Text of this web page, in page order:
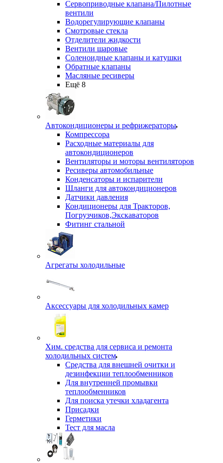
Сервоприводные клапана/Пилотные
вентили
Водорегулирующие клапаны
Смотровые стекла
Отделители жидкости
Вентили шаровые
Соленоидные клапаны и катушки
Обратные клапаны
Масляные ресиверы
Ещё 8
Автокондиционеры и рефрижераторы
Компрессора
Расходные материалы для
автокондиционеров
Вентиляторы и моторы вентиляторов
Ресиверы автомобильные
Конденсаторы и испарители
Шланги для автокондиционеров
Датчики давления
Кондиционеры для Тракторов,
Погрузчиков,Экскаваторов
Фитинг стальной
Агрегаты холодильные
Аксессуары для холодильных камер
Хим. средства для сервиса и ремонта
холодильных систем
Средства для внешней очитки и
дезинфекции теплообменников
Для внутренней промывки
теплообменников
Для поиска утечки хладагента
Присадки
Герметики
Тест для масла